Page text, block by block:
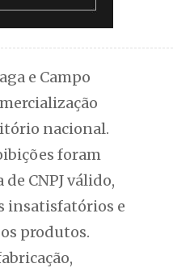
e Campo
nacional.
foram
CNPJ válido,
insatisfatórios e
produtos.